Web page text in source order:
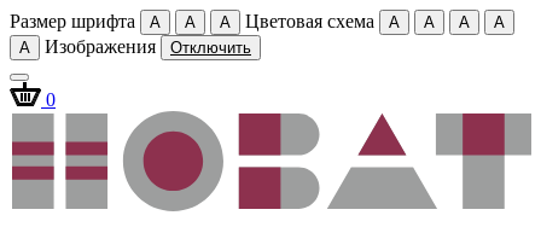
Размер шрифта A A A Цветовая схема A A A
A
A
Изображения Отключить
0